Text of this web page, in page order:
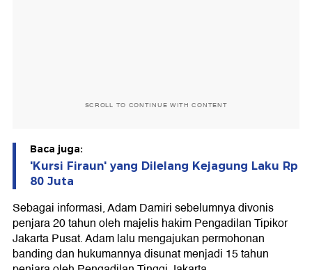
SCROLL TO CONTINUE WITH CONTENT
Baca juga:
'Kursi Firaun' yang Dilelang Kejagung Laku Rp
80 Juta
Sebagai informasi, Adam Damiri sebelumnya divonis
penjara 20 tahun oleh majelis hakim Pengadilan Tipikor
Jakarta Pusat. Adam lalu mengajukan permohonan
banding dan hukumannya disunat menjadi 15 tahun